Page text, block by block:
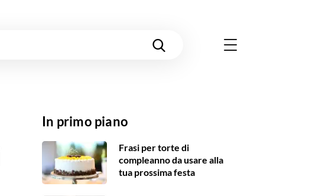
In primo piano
Frasi per torte di
compleanno da usare alla
tua prossima festa